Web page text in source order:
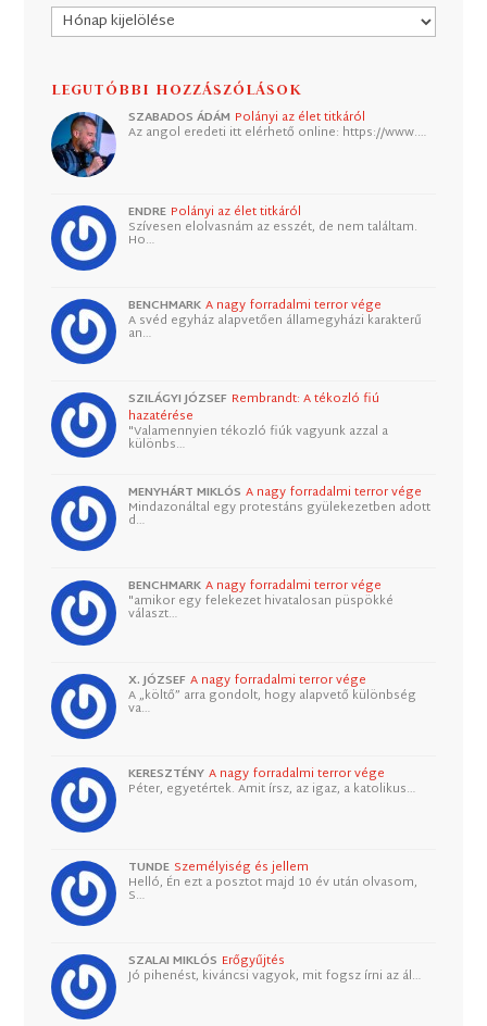
Archívum
LEGUTÓBBI HOZZÁSZÓLÁSOK
SZABADOS ÁDÁM Polányi az élet titkáról
Az angol eredeti itt elérhető online: https://www.…
ENDRE Polányi az élet titkáról
Szívesen elolvasnám az esszét, de nem találtam.
Ho…
BENCHMARK A nagy forradalmi terror vége
A svéd egyház alapvetően államegyházi karakterű
an…
SZILÁGYI JÓZSEF Rembrandt: A tékozló fiú
hazatérése
"Valamennyien tékozló fiúk vagyunk azzal a
különbs…
MENYHÁRT MIKLÓS A nagy forradalmi terror vége
Mindazonáltal egy protestáns gyülekezetben adott
d…
BENCHMARK A nagy forradalmi terror vége
"amikor egy felekezet hivatalosan püspökké
választ…
X. JÓZSEF A nagy forradalmi terror vége
A „költő” arra gondolt, hogy alapvető különbség
va…
KERESZTÉNY A nagy forradalmi terror vége
Péter, egyetértek. Amit írsz, az igaz, a katolikus…
TUNDE Személyiség és jellem
Helló, Én ezt a posztot majd 10 év után olvasom,
S…
SZALAI MIKLÓS Erőgyűjtés
Jó pihenést, kiváncsi vagyok, mit fogsz írni az ál…